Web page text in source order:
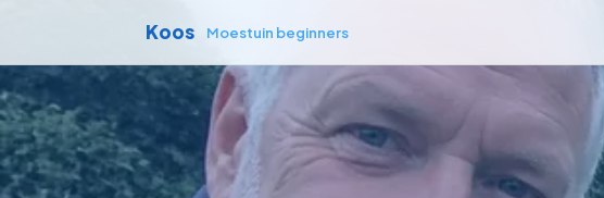
Koos Moestuin beginners